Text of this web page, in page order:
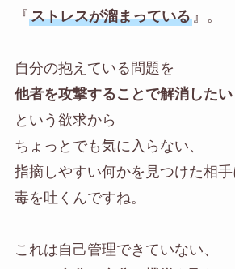
『ストレスが溜まっている』。
自分の抱えている問題を
他者を攻撃することで解消したい
という欲求から
ちょっとでも気に入らない、
指摘しやすい何かを見つけた相
毒を吐くんですね。
これは自己管理できていない、